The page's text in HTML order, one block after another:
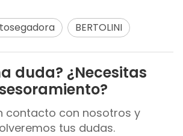
BERTOLINI
duda? ¿Necesitas
contacto con nosotros y
tus dudas.